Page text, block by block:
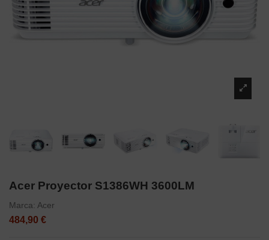
Acer Proyector S1386WH 3600LM
Marca: Acer
484,90 €